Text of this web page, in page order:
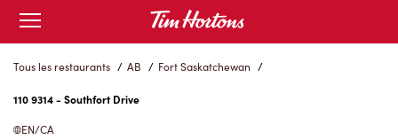
Skip
Content
Open
mobile
menu
Tous les restaurants / AB / Fort Saskatchewan /
110 9314 - Southfort Drive
EN/CA